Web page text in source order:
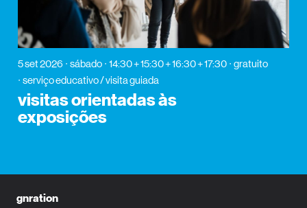
5 set 2026 sábado 14:30 + 15:30 + 16:30 + 17:30
gratuito
serviço educativo / visita guiada
visitas orientadas às
exposições
gnration